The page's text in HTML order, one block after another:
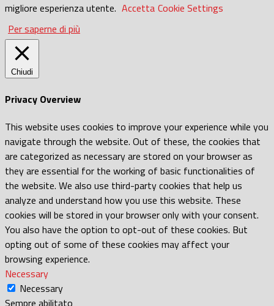
migliore esperienza utente. Accetta Cookie Settings
Per saperne di più
Chiudi
Privacy Overview
This website uses cookies to improve your experience while you
navigate through the website. Out of these, the cookies that
are categorized as necessary are stored on your browser as
they are essential for the working of basic functionalities of
the website. We also use third-party cookies that help us
analyze and understand how you use this website. These
cookies will be stored in your browser only with your consent.
You also have the option to opt-out of these cookies. But
opting out of some of these cookies may affect your
browsing experience.
Necessary
Necessary
Sempre abilitato